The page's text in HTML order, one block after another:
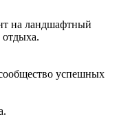
на ландшафтный
отдыха.
успешных